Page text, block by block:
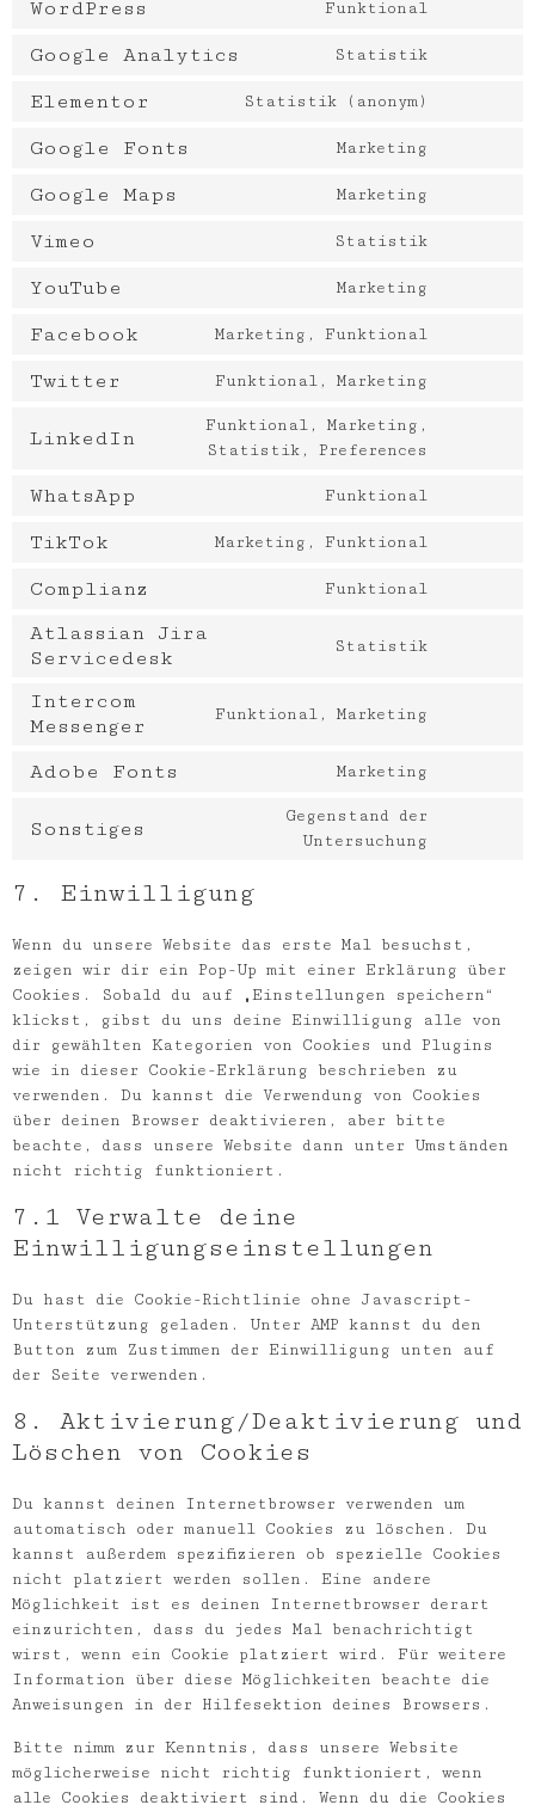
WordPress Funktional
Google Analytics Statistik
Elementor Statistik (anonym)
Google Fonts Marketing
Google Maps Marketing
Vimeo Statistik
YouTube Marketing
Facebook Marketing, Funktional
Twitter Funktional, Marketing
LinkedIn
Funktional, Marketing,
Statistik, Preferences
WhatsApp Funktional
TikTok Marketing, Funktional
Complianz Funktional
Atlassian Jira
Servicedesk
Statistik
Intercom
Messenger
Funktional, Marketing
Adobe Fonts Marketing
Sonstiges
Gegenstand der
Untersuchung
7. Einwilligung
Wenn du unsere Website das erste Mal besuchst,
zeigen wir dir ein Pop-Up mit einer Erklärung über
Cookies. Sobald du auf „Einstellungen speichern“
klickst, gibst du uns deine Einwilligung alle von
dir gewählten Kategorien von Cookies und Plugins
wie in dieser Cookie-Erklärung beschrieben zu
verwenden. Du kannst die Verwendung von Cookies
über deinen Browser deaktivieren, aber bitte
beachte, dass unsere Website dann unter Umständen
nicht richtig funktioniert.
7.1 Verwalte deine
Einwilligungseinstellungen
Du hast die Cookie-Richtlinie ohne Javascript-
Unterstützung geladen. Unter AMP kannst du den
Button zum Zustimmen der Einwilligung unten auf
der Seite verwenden.
8. Aktivierung/Deaktivierung und
Löschen von Cookies
Du kannst deinen Internetbrowser verwenden um
automatisch oder manuell Cookies zu löschen. Du
kannst außerdem spezifizieren ob spezielle Cookies
nicht platziert werden sollen. Eine andere
Möglichkeit ist es deinen Internetbrowser derart
einzurichten, dass du jedes Mal benachrichtigt
wirst, wenn ein Cookie platziert wird. Für weitere
Information über diese Möglichkeiten beachte die
Anweisungen in der Hilfesektion deines Browsers.
Bitte nimm zur Kenntnis, dass unsere Website
möglicherweise nicht richtig funktioniert, wenn
alle Cookies deaktiviert sind. Wenn du die Cookies